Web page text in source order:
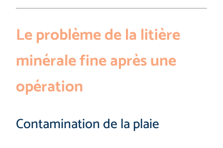
Le problème de la litière
minérale fine après une
opération
Contamination de la plaie